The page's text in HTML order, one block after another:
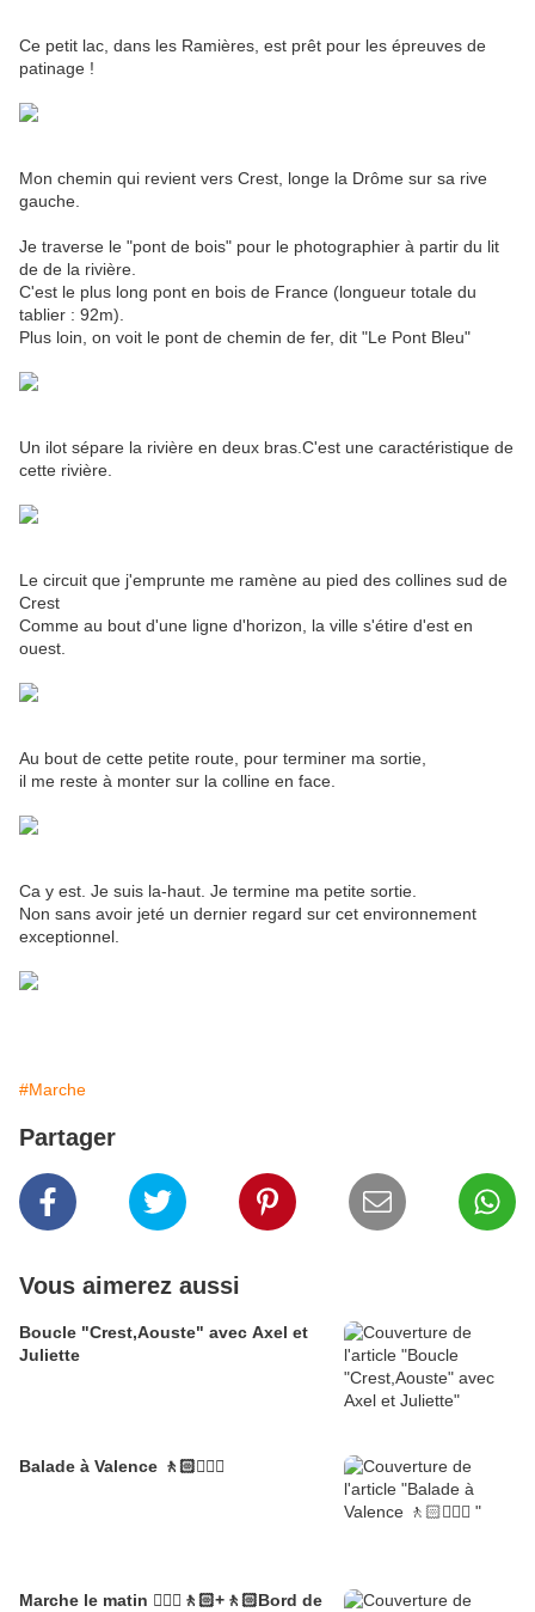
Ce petit lac, dans les Ramières, est prêt pour les épreuves de
patinage !
Mon chemin qui revient vers Crest, longe la Drôme sur sa rive
gauche.
Je traverse le "pont de bois" pour le photographier à partir du lit
de de la rivière.
C'est le plus long pont en bois de France (longueur totale du
tablier : 92m).
Plus loin, on voit le pont de chemin de fer, dit "Le Pont Bleu"
Un ilot sépare la rivière en deux bras.C'est une caractéristique de
cette rivière.
Le circuit que j'emprunte me ramène au pied des collines sud de
Crest
Comme au bout d'une ligne d'horizon, la ville s'étire d'est en
ouest.
Au bout de cette petite route, pour terminer ma sortie,
il me reste à monter sur la colline en face.
Ca y est. Je suis la-haut. Je termine ma petite sortie.
Non sans avoir jeté un dernier regard sur cet environnement
exceptionnel.
#Marche
Partager
Vous aimerez aussi
Boucle "Crest,Aouste" avec Axel et
Juliette
Balade à Valence 🚶🏻🚶🏼‍♂️
Marche le matin 🚶🏼‍♂️🚶🏻+🚶🏻Bord de